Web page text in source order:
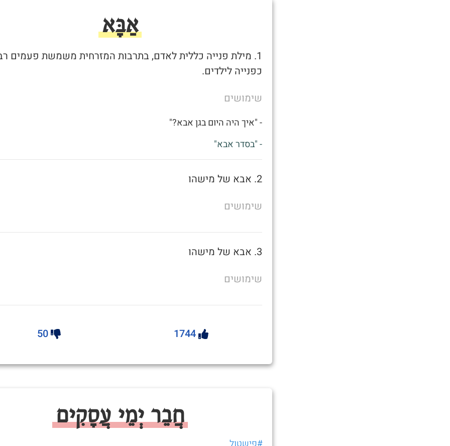
אַבָּא
1. מילת פנייה כללית לאדם, בתרבות המזרחית משמשת פעמים
כפנייה לילדים.
שימושים
- "איך היה היום בגן אבא?"
- "בסדר אבא"
2. אבא של מישהו
שימושים
3. אבא של מישהו
שימושים
1744
50
חֲבֵר יְמֵי עֲסָקִים